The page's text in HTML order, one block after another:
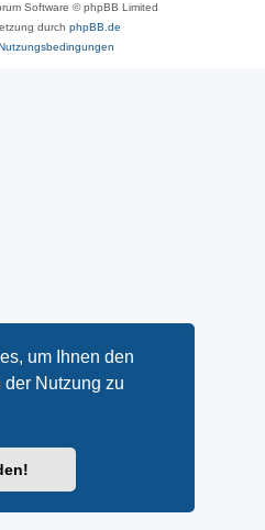
um Ihnen den
Nutzung zu
Software © phpBB Limited
durch phpBB.de